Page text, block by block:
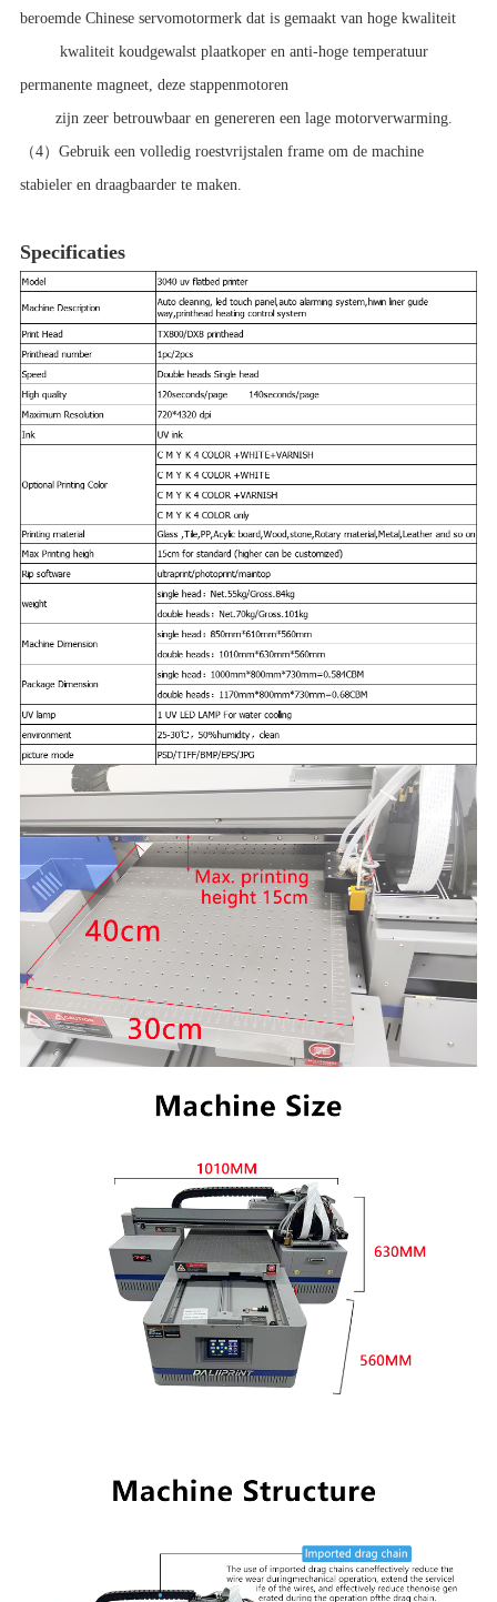
beroemde Chinese servomotormerk dat is gemaakt van hoge kwaliteit
kwaliteit koudgewalst plaatkoper en anti-hoge temperatuur
permanente magneet, deze stappenmotoren
zijn zeer betrouwbaar en genereren een lage motorverwarming.
（4）Gebruik een volledig roestvrijstalen frame om de machine
stabieler en draagbaarder te maken.
Specificaties